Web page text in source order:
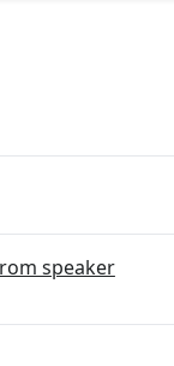
speaker